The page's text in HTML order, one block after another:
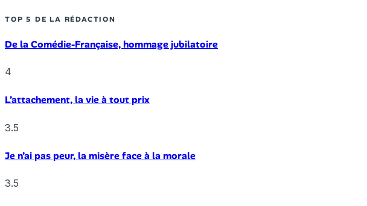
TOP 5 DE LA RÉDACTION
De la Comédie-Française, hommage jubilatoire
4
L’attachement, la vie à tout prix
3.5
Je n’ai pas peur, la misère face à la morale
3.5